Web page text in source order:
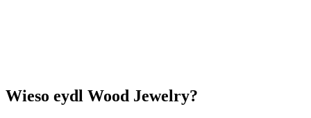
Wieso eydl Wood Jewelry?